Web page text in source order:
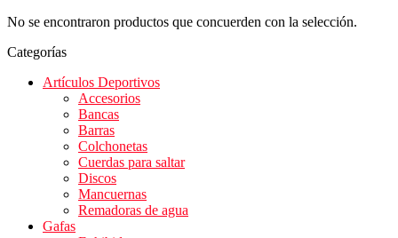
No se encontraron productos que concuerden con la selección.
Categorías
Artículos Deportivos
Accesorios
Bancas
Barras
Colchonetas
Cuerdas para saltar
Discos
Mancuernas
Remadoras de agua
Gafas